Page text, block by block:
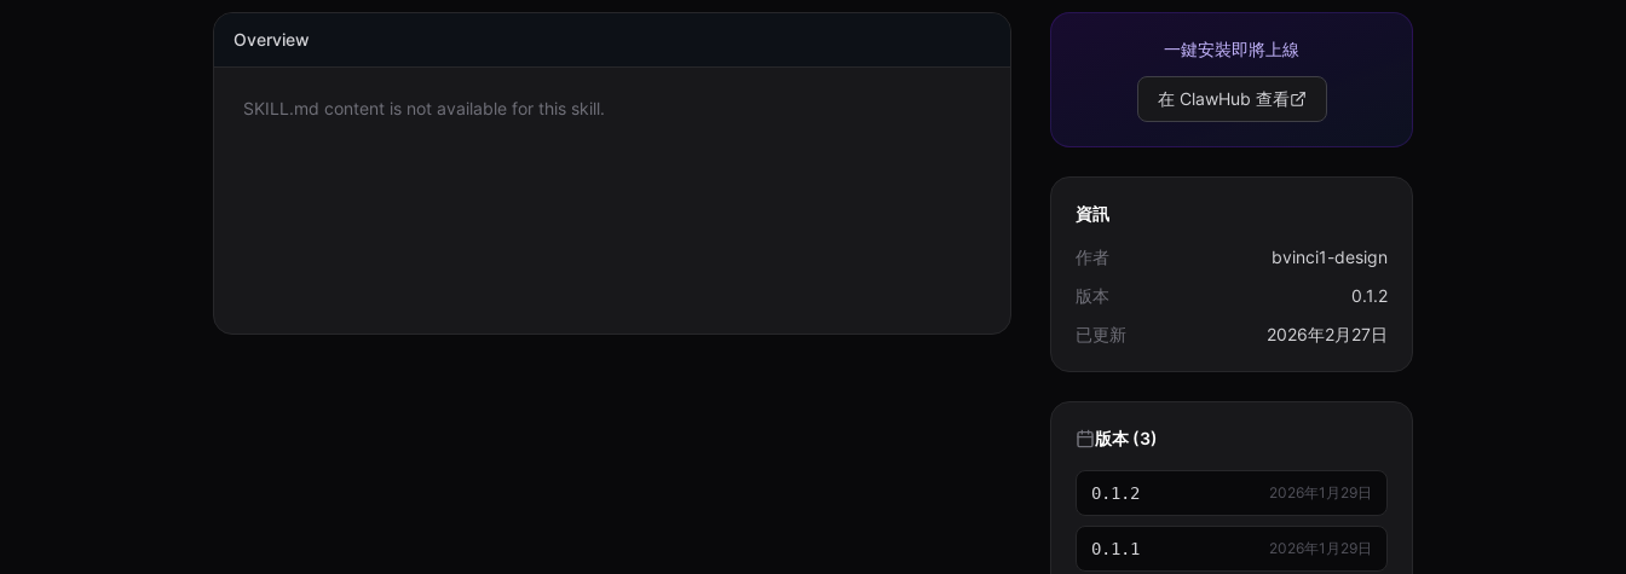
Overview
SKILL.md content is not available for this skill.
一鍵安裝即將上線
在 ClawHub 查看
資訊
作者
bvinci1-design
版本
0.1.2
已更新
2026年2月27日
版本 (3)
0.1.2 2026年1月29日
0.1.1 2026年1月29日